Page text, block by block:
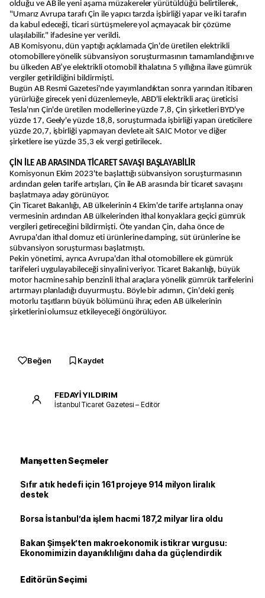
olduğu ve AB ile yeni aşama müzakereler yürütüldüğü belirtilerek,
"Umarız Avrupa tarafı Çin ile yapıcı tarzda işbirliği yapar ve iki tarafın
da kabul edeceği, ticari sürtüşmelere yol açmayacak bir çözüme
ulaşılabilir." ifadesine yer verildi.
AB Komisyonu, dün yaptığı açıklamada Çin'de üretilen elektrikli
otomobillere yönelik sübvansiyon soruşturmasının tamamlandığını ve
bu ülkeden AB’ye elektrikli otomobil ithalatına 5 yıllığına ilave gümrük
vergiler getirildiğini bildirmişti.
Bugün AB Resmi Gazetesi'nde yayımlandıktan sonra yarından itibaren
yürürlüğe girecek yeni düzenlemeyle, ABD'li elektrikli araç üreticisi
Tesla'nın Çin'de üretilen modellerine yüzde 7,8, Çin şirketleri BYD'ye
yüzde 17, Geely'e yüzde 18,8, soruşturmada işbirliği yapan üreticilere
yüzde 20,7, işbirliği yapmayan devlete ait SAIC Motor ve diğer
şirketlere ise yüzde 35,3 ek vergi getirilecek.
ÇİN İLE AB ARASINDA TİCARET SAVAŞI BAŞLAYABİLİR
Komisyonun Ekim 2023'te başlattığı sübvansiyon soruşturmasının
ardından gelen tarife artışları, Çin ile AB arasında bir ticaret savaşını
başlatmaya aday görünüyor.
Çin Ticaret Bakanlığı, AB ülkelerinin 4 Ekim'de tarife artışlarına onay
vermesinin ardından AB ülkelerinden ithal konyaklara geçici gümrük
vergileri getireceğini bildirmişti. Öte yandan Çin, daha önce de
Avrupa'dan ithal domuz eti ürünlerine damping, süt ürünlerine ise
sübvansiyon soruşturması başlatmıştı.
Pekin yönetimi, ayrıca Avrupa'dan ithal otomobillere ek gümrük
tarifeleri uygulayabileceği sinyalini veriyor. Ticaret Bakanlığı, büyük
motor hacmine sahip benzinli ithal araçlara yönelik gümrük tarifelerini
artırmayı planladığı duyurmuştu. Böyle bir adımın, Çin'deki geniş
motorlu taşıtların büyük bölümünü ihraç eden AB ülkelerinin
şirketlerini olumsuz etkileyeceği öngörülüyor.
Beğen Kaydet
FEDAYİ YILDIRIM
İstanbul Ticaret Gazetesi – Editör
Manşetten Seçmeler
Sıfır atık hedefi için 161 projeye 914 milyon liralık
destek
Borsa İstanbul’da işlem hacmi 187,2 milyar lira oldu
Bakan Şimşek’ten makroekonomik istikrar vurgusu:
Ekonomimizin dayanıklılığını daha da güçlendirdik
Editörün Seçimi